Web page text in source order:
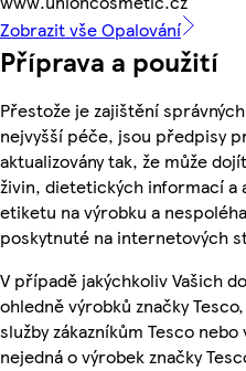
Zobrazit vše Opalování
Příprava a použití
Přestože je zajištění
nejvyšší péče, jsou předpisy
aktualizovány tak, že může
živin, dietetických informací a
etiketu na výrobku a
poskytnuté na internetových
V případě jakýchkoliv Vašich
ohledně výrobků značky
služby zákazníkům Tesco
nejedná o výrobek značky